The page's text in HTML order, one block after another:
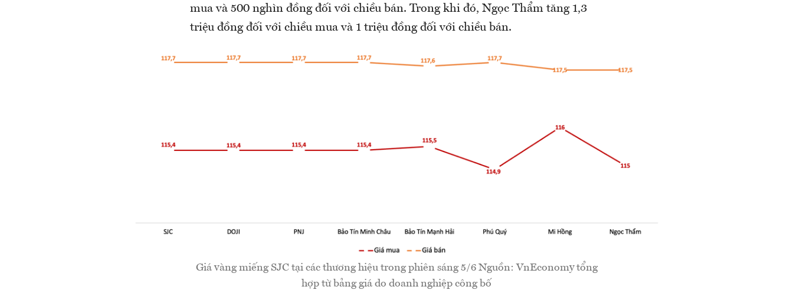
mua và 500 nghìn đồng đối với chiều bán. Trong khi đó, Ngọc Thẩm tăng 1,3
triệu đồng đối với chiều mua và 1 triệu đồng đối với chiều bán.
Giá vàng miếng SJC tại các thương hiệu trong phiên sáng 5/6 Nguồn: VnEconomy tổng
hợp từ bảng giá do doanh nghiệp công bố